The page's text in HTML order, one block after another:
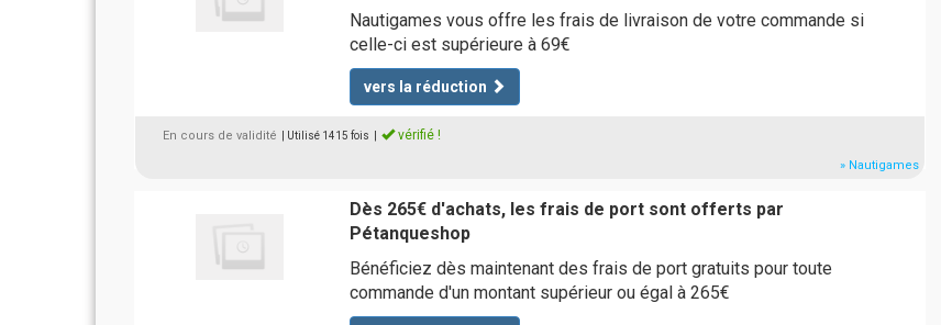
Nautigames vous offre les frais de livraison de votre commande si
celle-ci est supérieure à 69€
vers la réduction
En cours de validité | Utilisé 1415 fois vérifié !
» Nautigames
Dès 265€ d'achats, les frais de port sont offerts par
Pétanqueshop
Bénéficiez dès maintenant des frais de port gratuits pour toute
commande d'un montant supérieur ou égal à 265€